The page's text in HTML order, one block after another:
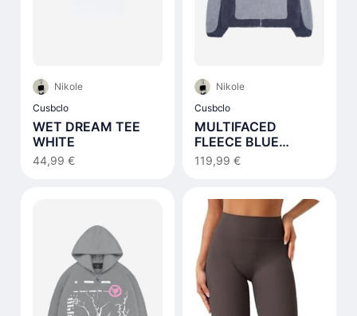
Nikole
Cusbclo
WET DREAM TEE
WHITE
44,99 €
Nikole
Cusbclo
MULTIFACED
FLEECE BLUE
NOTES
119,99 €